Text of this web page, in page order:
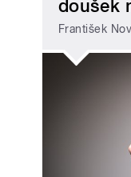
doušek
František